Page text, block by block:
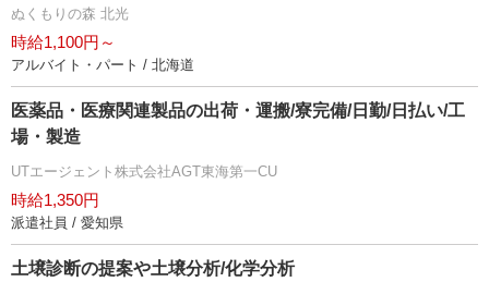
ぬくもりの森 北光
時給1,100円～
アルバイト・パート / 北海道
医薬品・医療関連製品の出荷・運搬/寮完備/日勤/日払い/工
場・製造
UTエージェント株式会社AGT東海第一CU
時給1,350円
派遣社員 / 愛知県
土壌診断の提案や土壌分析/化学分析